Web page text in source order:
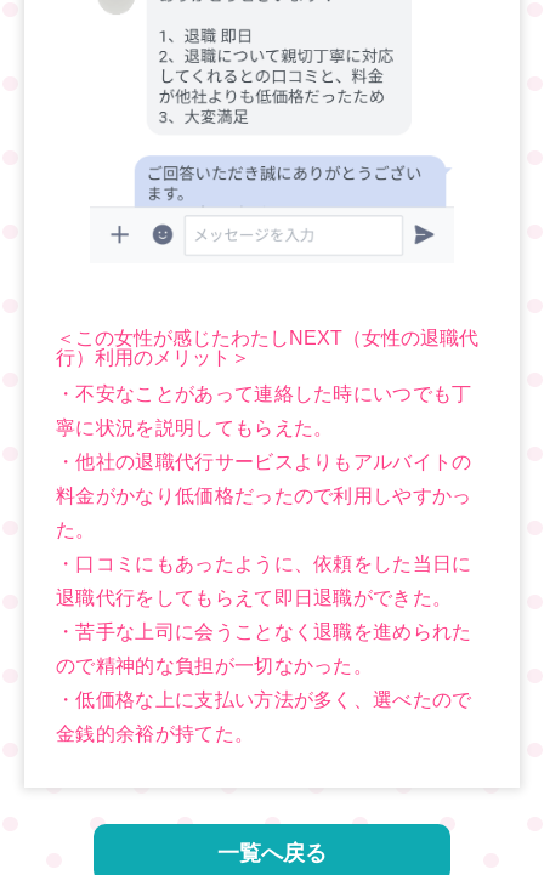
＜この女性が感じたわたしNEXT（女性の退職代
行）利用のメリット＞
・不安なことがあって連絡した時にいつでも丁
寧に状況を説明してもらえた。
・他社の退職代行サービスよりもアルバイトの
料金がかなり低価格だったので利用しやすかっ
た。
・口コミにもあったように、依頼をした当日に
退職代行をしてもらえて即日退職ができた。
・苦手な上司に会うことなく退職を進められた
ので精神的な負担が一切なかった。
・低価格な上に支払い方法が多く、選べたので
金銭的余裕が持てた。
一覧へ戻る